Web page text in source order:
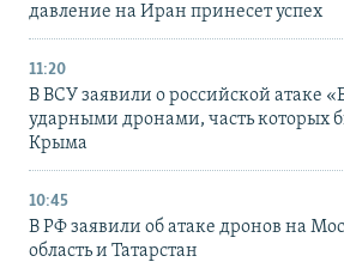
давление на Иран принесет успех
11:20
В ВСУ заявили о российской атаке
ударными дронами, часть которых
Крыма
10:45
В РФ заявили об атаке дронов на
область и Татарстан